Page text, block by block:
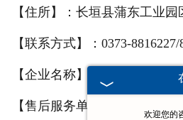
【住所】：长垣县蒲东工业园
【联系方式】：0373-8816227/
【企业名称】：河南省豫北卫
【售后服务单位】：河南省豫
欢迎您的